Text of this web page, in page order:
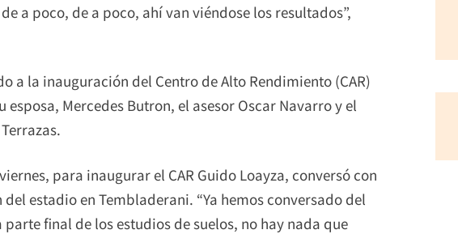
a poco, de a poco, ahí van viéndose los resultados”,
a la inauguración del Centro de Alto Rendimiento (CAR)
Mercedes Butron, el asesor Oscar Navarro y el
para inaugurar el CAR Guido Loayza, conversó con
estadio en Tembladerani. “Ya hemos conversado del
final de los estudios de suelos, no hay nada que